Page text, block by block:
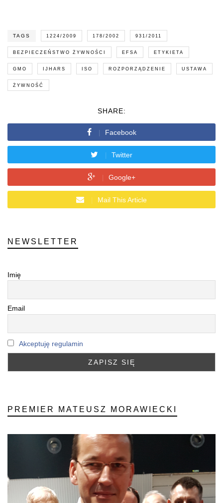
TAGS 1224/2009 178/2002 931/2011
BEZPIECZEŃSTWO ŻYWNOŚCI EFSA ETYKIETA
GMO IJHARS ISO ROZPORZĄDZENIE USTAWA
ŻYWNOŚĆ
SHARE:
Facebook
Twitter
Google+
Mail This Article
NEWSLETTER
Imię
Email
Akceptuję regulamin
PREMIER MATEUSZ MORAWIECKI